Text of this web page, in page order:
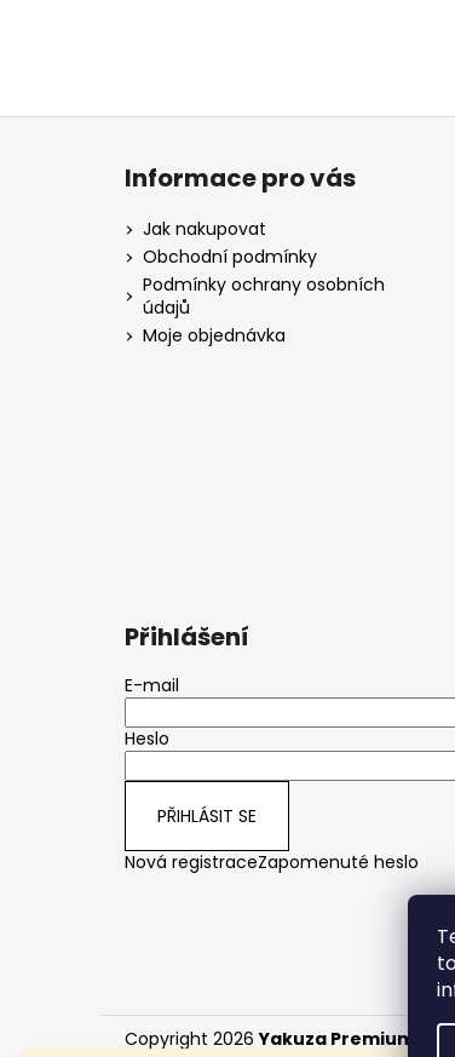
Informace pro vás
Jak nakupovat
Obchodní podmínky
Podmínky ochrany osobních
údajů
Moje objednávka
Přihlášení
E-mail
Heslo
PŘIHLÁSIT SE
Nová registraceZapomenuté heslo
Copyright 2026Yakuza Premium CZ/